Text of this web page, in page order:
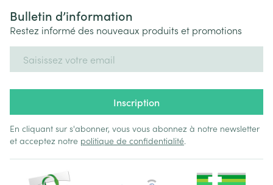
Bulletin d’information
Restez informé des nouveaux produits et promotions
Inscription
En cliquant sur s'abonner, vous vous abonnez à notre newsletter
et acceptez notre politique de confidentialité.